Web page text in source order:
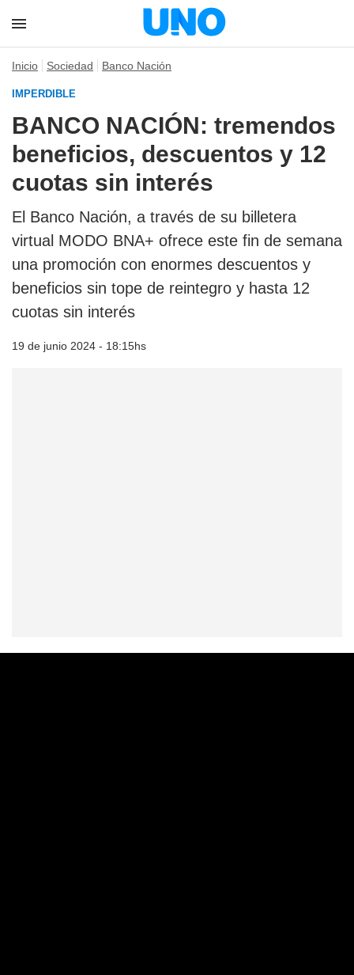
Inicio Sociedad Banco Nación
IMPERDIBLE
BANCO NACIÓN: tremendos
beneficios, descuentos y 12
cuotas sin interés
El Banco Nación, a través de su billetera
virtual MODO BNA+ ofrece este fin de semana
una promoción con enormes descuentos y
beneficios sin tope de reintegro y hasta 12
cuotas sin interés
19 de junio 2024 - 18:15hs